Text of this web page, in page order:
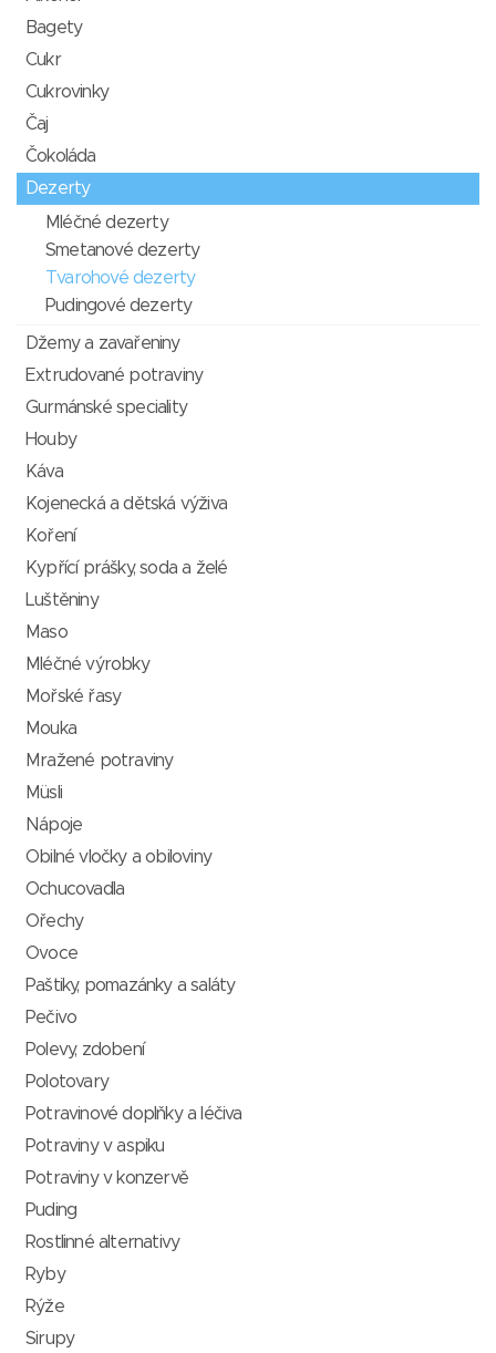
Bagety
Cukr
Cukrovinky
Čaj
Čokoláda
Dezerty
Mléčné dezerty
Smetanové dezerty
Tvarohové dezerty
Pudingové dezerty
Džemy a zavařeniny
Extrudované potraviny
Gurmánské speciality
Houby
Káva
Kojenecká a dětská výživa
Koření
Kypřící prášky, soda a želé
Luštěniny
Maso
Mléčné výrobky
Mořské řasy
Mouka
Mražené potraviny
Müsli
Nápoje
Obilné vločky a obiloviny
Ochucovadla
Ořechy
Ovoce
Paštiky, pomazánky a saláty
Pečivo
Polevy, zdobení
Polotovary
Potravinové doplňky a léčiva
Potraviny v aspiku
Potraviny v konzervě
Puding
Rostlinné alternativy
Ryby
Rýže
Sirupy